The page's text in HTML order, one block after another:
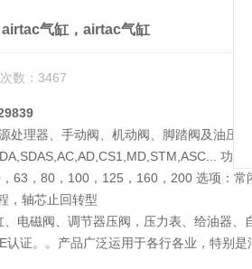
气缸，airtac气缸
数：3467
理器、手动阀、机动阀、脚踏阀及油压
功能：
，80，100，125，160，200 选项：常
，轴芯止回转型
电磁阀、调节器压阀，压力表、给油器、
证。。产品广泛运用于各行各业，特别是